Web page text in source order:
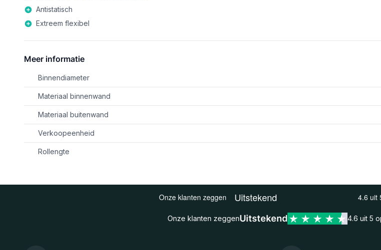
Antistatisch
Extreem flexibel
Meer informatie
Binnendiameter
Materiaal binnenwand
Materiaal buitenwand
Verkoopeenheid
Rollengte
Onze klanten zeggenUitstekend 4.6 uit 5